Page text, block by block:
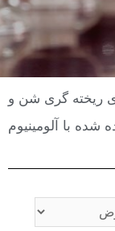
گری شن و
با آلومینیوم